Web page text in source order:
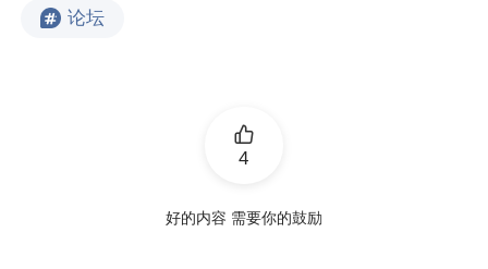
论坛
4
好的内容 需要你的鼓励